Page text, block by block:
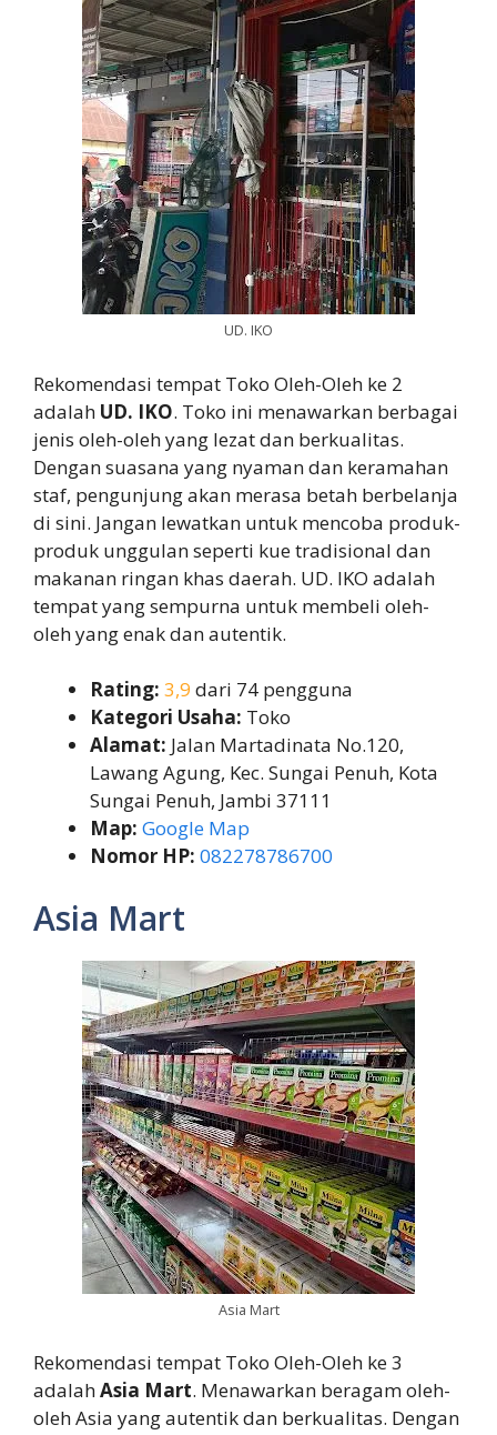
UD. IKO
Rekomendasi tempat Toko Oleh-Oleh ke 2
adalah UD. IKO. Toko ini menawarkan berbagai
jenis oleh-oleh yang lezat dan berkualitas.
Dengan suasana yang nyaman dan keramahan
staf, pengunjung akan merasa betah berbelanja
di sini. Jangan lewatkan untuk mencoba produk-
produk unggulan seperti kue tradisional dan
makanan ringan khas daerah. UD. IKO adalah
tempat yang sempurna untuk membeli oleh-
oleh yang enak dan autentik.
Rating: 3,9 dari 74 pengguna
Kategori Usaha: Toko
Alamat: Jalan Martadinata No.120,
Lawang Agung, Kec. Sungai Penuh, Kota
Sungai Penuh, Jambi 37111
Map: Google Map
Nomor HP: 082278786700
Asia Mart
Asia Mart
Rekomendasi tempat Toko Oleh-Oleh ke 3
adalahAsia Mart. Menawarkan beragam oleh-
oleh Asia yang autentik dan berkualitas. Dengan